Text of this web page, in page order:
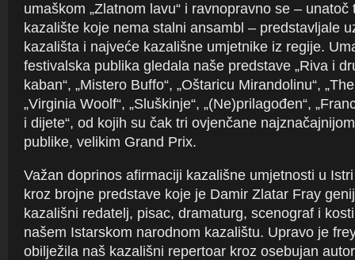
umaškom „Zlatnom lavu“ i ravnopravno se – unatoč
kazalište koje nema stalni ansambl – predstavljale
kazališta i najveće kazališne umjetnike iz regije.
festivalska publika gledala naše predstave „Riva i
kaban“, „Mistero Buffo“, „Oštaricu Mirandolinu“,
„Virginia Woolf“, „Sluškinje“, „(Ne)prilagođen“,
i dijete“, od kojih su čak tri ovjenčane
publike, velikim Grand Prix.
Važan doprinos afirmaciji kazališne umjetnosti u
kroz brojne predstave koje je Damir Zlatar Fray
kazališni redatelj, pisac, dramaturg, scenograf i
našem Istarskom narodnom kazalištu. Upravo je
obilježila naš kazališni repertoar kroz osebujan